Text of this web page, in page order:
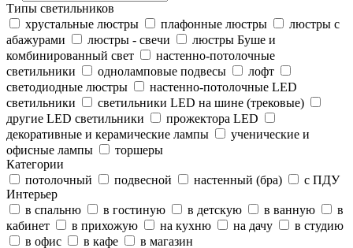
Типы светильников
хрустальные люстры
плафонные люстры
люстры с
абажурами
люстры - свечи
люстры Буше и
комбинированный свет
настенно-потолочные
светильники
одноламповые подвесы
лофт
светодиодные люстры
настенно-потолочные LED
светильники
светильники LED на шине (трековые)
другие LED светильники
прожектора LED
декоративные и керамические лампы
ученические и
офисные лампы
торшеры
Категории
потолочный
подвесной настенный (бра)
с ПДУ
Интерьер
в спальню
в гостиную в детскую в ванную
в
кабинет
в прихожую на кухню на дачу
в студию
в офис
в кафе
в магазин